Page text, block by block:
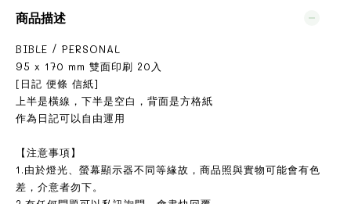
商品描述
BIBLE / PERSONAL
95 x 170 mm 雙面印刷 20入
[日記 便條 信紙]
上半是橫線，下半是空白，背面是方格紙
作為日記可以自由運用
【注意事項】
1.由於燈光、螢幕顯示器不同等緣故，商品照與實物可能會有色
差，介意者勿下。